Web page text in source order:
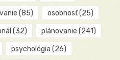
(85) osobnosť(25)
(32) plánovanie (241)
psychológia (26)